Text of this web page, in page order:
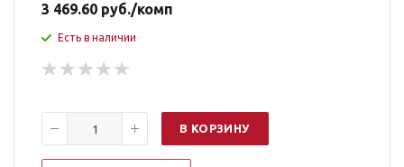
3 469.60 руб./комп
Есть в наличии
В КОРЗИНУ